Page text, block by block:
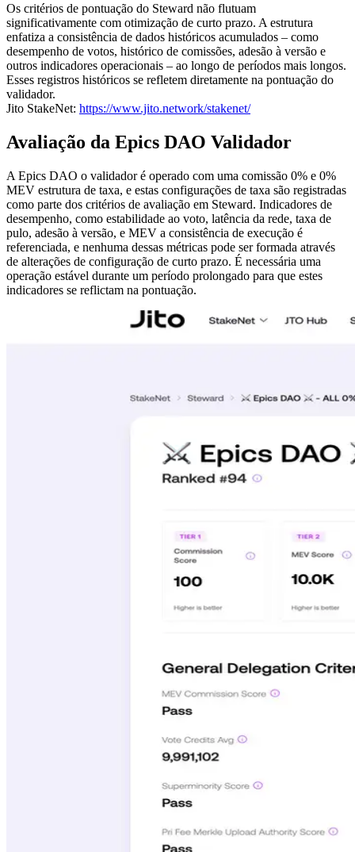
Os critérios de pontuação do Steward não flutuam
significativamente com otimização de curto prazo. A estrutura
enfatiza a consistência de dados históricos acumulados – como
desempenho de votos, histórico de comissões, adesão à versão e
outros indicadores operacionais – ao longo de períodos mais longos.
Esses registros históricos se refletem diretamente na pontuação do
validador.
Jito StakeNet: https://www.jito.network/stakenet/
Avaliação da Epics DAO Validador
A Epics DAO o validador é operado com uma comissão 0% e 0%
MEV estrutura de taxa, e estas configurações de taxa são registradas
como parte dos critérios de avaliação em Steward. Indicadores de
desempenho, como estabilidade ao voto, latência da rede, taxa de
pulo, adesão à versão, e MEV a consistência de execução é
referenciada, e nenhuma dessas métricas pode ser formada através
de alterações de configuração de curto prazo. É necessária uma
operação estável durante um período prolongado para que estes
indicadores se reflictam na pontuação.